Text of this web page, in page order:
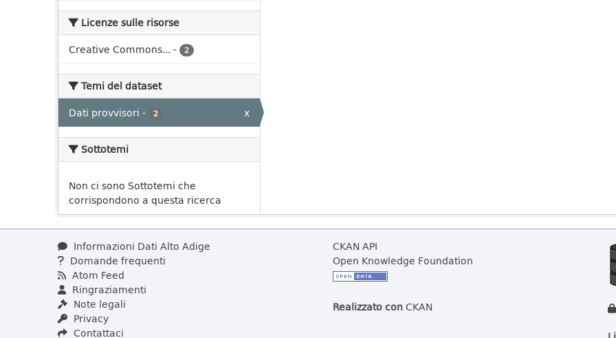
Licenze sulle risorse
Creative Commons... - 2
Temi del dataset
Dati provvisori - 2 x
Sottotemi
Non ci sono Sottotemi che
corrispondono a questa ricerca
Informazioni Dati Alto Adige
Domande frequenti
Atom Feed
Ringraziamenti
Note legali
Privacy
Contattaci
CKAN API
Open Knowledge Foundation
Realizzato conCKAN